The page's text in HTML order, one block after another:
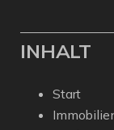
INHALT
Start